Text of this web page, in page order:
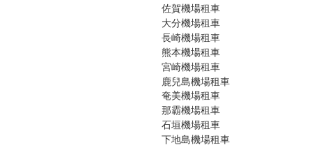
佐賀機場租車
大分機場租車
長崎機場租車
熊本機場租車
宮崎機場租車
鹿兒島機場租車
奄美機場租車
那霸機場租車
石垣機場租車
下地島機場租車